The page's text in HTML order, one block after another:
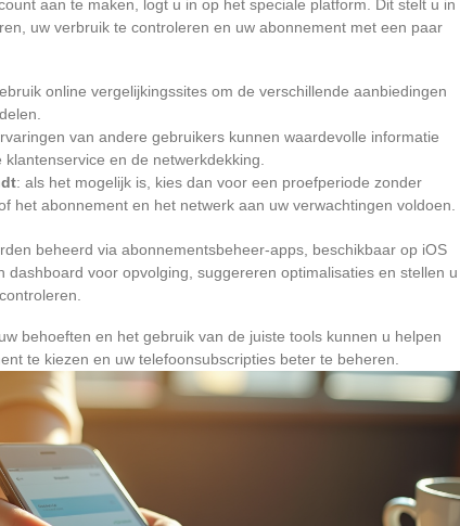
aan te maken, logt u in op het speciale platform. Dit stelt u in
uw verbruik te controleren en uw abonnement met een paar
online vergelijkingssites om de verschillende aanbiedingen
van andere gebruikers kunnen waardevolle informatie
en de netwerkdekking.
: als het mogelijk is, kies dan voor een proefperiode zonder
het abonnement en het netwerk aan uw verwachtingen voldoen.
beheerd via abonnementsbeheer-apps, beschikbaar op iOS
dashboard voor opvolging, suggereren optimalisaties en stellen u
behoeften en het gebruik van de juiste tools kunnen u helpen
te kiezen en uw telefoonsubscripties beter te beheren.